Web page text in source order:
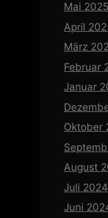
Mai 2025
April
März
Februar
Januar
Oktober
August
Juli 2024
Juni